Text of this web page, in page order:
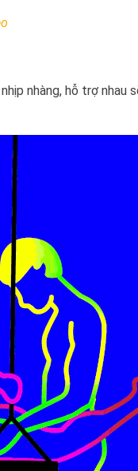
nhàng, hỗ trợ nhau